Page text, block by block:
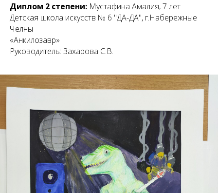
Диплом 2 степени: Мустафина Амалия, 7 лет
Детская школа искусств № 6 "ДА-ДА", г.Набережные
Челны
«Анкилозавр»
Руководитель: Захарова С.В.